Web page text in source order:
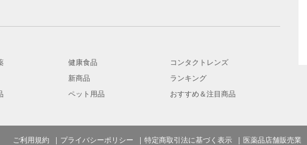
健康食品
コンタクトレンズ
新商品
ランキング
ペット用品 おすすめ＆注目商品
ご利用規約 プライバシーポリシー 特定商取引法に基づく表示 医薬品店舗販売業